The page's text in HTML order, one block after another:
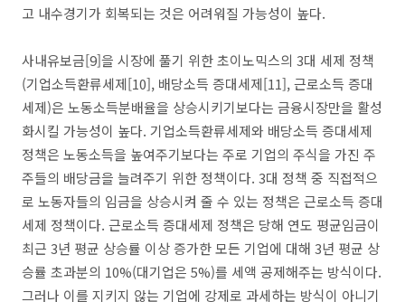
고 내수경기가 회복되는 것은 어려워질 가능성이 높다.
사내유보금[9]을 시장에 풀기 위한 초이노믹스의 3대 세제 정책
(기업소득환류세제[10], 배당소득 증대세제[11], 근로소득 증대
세제)은 노동소득분배율을 상승시키기보다는 금융시장만을 활성
화시킬 가능성이 높다. 기업소득환류세제와 배당소득 증대세제
정책은 노동소득을 높여주기보다는 주로 기업의 주식을 가진 주
주들의 배당금을 늘려주기 위한 정책이다. 3대 정책 중 직접적으
로 노동자들의 임금을 상승시켜 줄 수 있는 정책은 근로소득 증대
세제 정책이다. 근로소득 증대세제 정책은 당해 연도 평균임금이
최근 3년 평균 상승률 이상 증가한 모든 기업에 대해 3년 평균 상
승률 초과분의 10%(대기업은 5%)를 세액 공제해주는 방식이다.
그러나 이를 지키지 않는 기업에 강제로 과세하는 방식이 아니기